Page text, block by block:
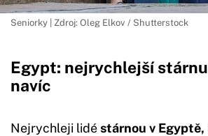
Seniorky | Zdroj: Oleg Elkov / Shutterstock
Egypt: nejrychlejší
navíc
Nejrychleji lidéstárnou v Egyptě,